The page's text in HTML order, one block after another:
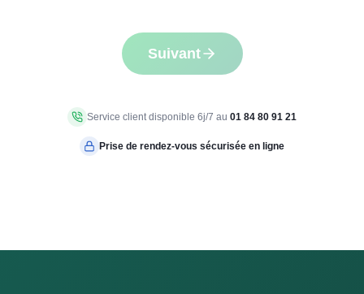
Suivant
Service client disponible 6j/7 au 01 84 80 91 21
Prise de rendez-vous sécurisée en ligne